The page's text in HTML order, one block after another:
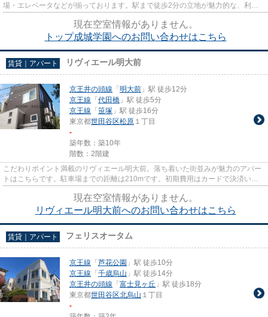
場・エレベータなどが揃っております。駅まで徒歩2分の立地が魅力的な、利便
現在空室情報がありません。
トップ成城学園へのお問い合わせはこちら
賃貸｜アパート リヴィエール明大前
京王井の頭線 「 明大前 」駅 徒歩12分
京王線 「 代田橋 」駅 徒歩5分
京王線 「 笹塚 」駅 徒歩16分
東京都世田谷区松原 １丁目
-
築年数：築10年
階数：2階建
こだわりポイント満載のリヴィエール明大前。落ち着いた街並みが魅力のアパー
トはこちらです。駐車場までの距離は210mです。初期費用はカードで決済いた
現在空室情報がありません。
リヴィエール明大前へのお問い合わせはこちら
賃貸｜アパート フェリスオータム
京王線 「 芦花公園 」駅 徒歩10分
京王線 「 千歳烏山 」駅 徒歩14分
京王井の頭線 「 富士見ヶ丘 」駅 徒歩18分
東京都世田谷区北烏山 １丁目
-